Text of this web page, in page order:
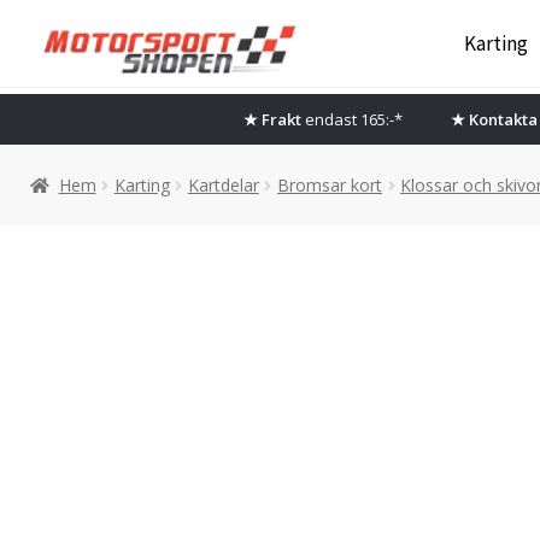
Hoppa
navigering
Hoppa
innehåll
Karting
★ Fraktendast 165:-* ★ Kontakta
Hem Karting Kartdelar Bromsar kort Klossar och